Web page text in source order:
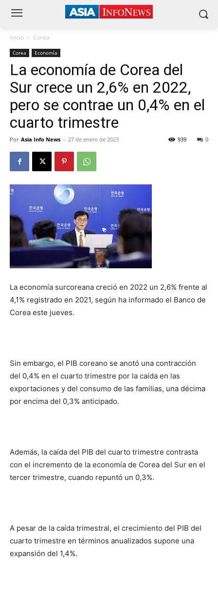
Inicio Corea
Corea Economía
La economía de Corea del
Sur crece un 2,6% en 2022,
pero se contrae un 0,4% en el
cuarto trimestre
Por Asia Info News - 27 de enero de 2023 0
939
La economía surcoreana creció en 2022 un 2,6% frente al
4,1% registrado en 2021, según ha informado el Banco de
Corea este jueves.
Sin embargo, el PIB coreano se anotó una contracción
del 0,4% en el cuarto trimestre por la caída en las
exportaciones y del consumo de las familias, una décima
por encima del 0,3% anticipado.
Además, la caída del PIB del cuarto trimestre contrasta
con el incremento de la economía de Corea del Sur en el
tercer trimestre, cuando repuntó un 0,3%.
A pesar de la caída trimestral, el crecimiento del PIB del
cuarto trimestre en términos anualizados supone una
expansión del 1,4%.